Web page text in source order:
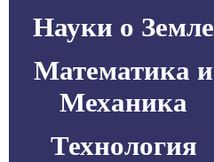
Науки о Земле
Математика и
Механика
Технология